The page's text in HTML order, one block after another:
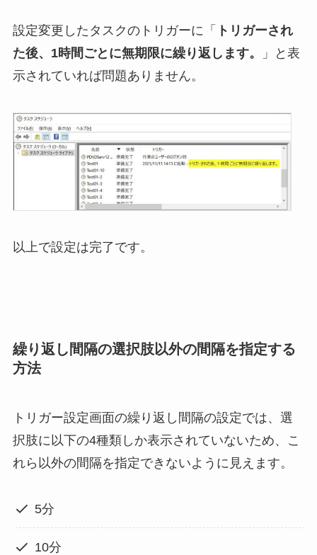
設定変更したタスクのトリガーに「
トリガーされ
た後、1時間ごとに無期限に繰り返します。
」と表
示されていれば問題ありません。
以上で設定は完了です。
繰り返し間隔の選択肢以外の間隔を指定する
方法
トリガー設定画面の繰り返し間隔の設定では、選
択肢に以下の4種類しか表示されていないため、こ
れら以外の間隔を指定できないように見えます。
5分
10分